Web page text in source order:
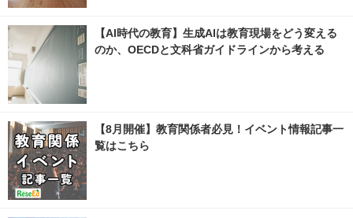
【AI時代の教育】生成AIは教育現場をどう変える
のか、OECDと文科省ガイドラインから考える
【8月開催】教育関係者必見！イベント情報記事一
覧はこちら